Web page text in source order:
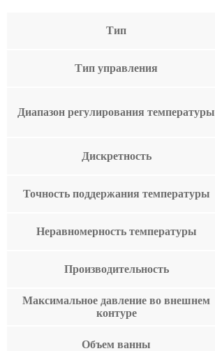
Тип
Тип управления
Диапазон регулирования температуры
Дискретность
Точность поддержания температуры
Неравномерность температуры
Производительность
Максимальное давление во внешнем
контуре
Объем ванны